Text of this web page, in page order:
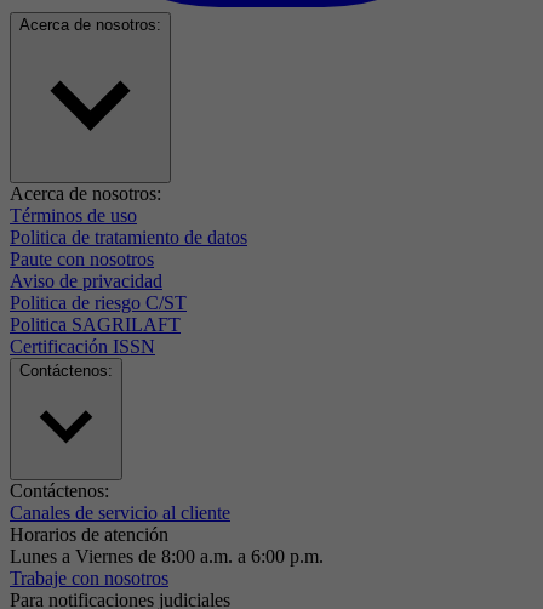
Acerca de nosotros:
Acerca de nosotros:
Términos de uso
Politica de tratamiento de datos
Paute con nosotros
Aviso de privacidad
Politica de riesgo C/ST
Politica SAGRILAFT
Certificación ISSN
Contáctenos:
Contáctenos:
Canales de servicio al cliente
Horarios de atención
Lunes a Viernes de 8:00 a.m. a 6:00 p.m.
Trabaje con nosotros
Para notificaciones judiciales